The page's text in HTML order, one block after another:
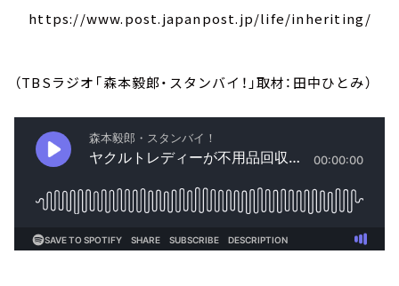
https://www.post.japanpost.jp/life/inheriting/
（TBSラジオ「森本毅郎・スタンバイ！」取材：田中ひとみ）